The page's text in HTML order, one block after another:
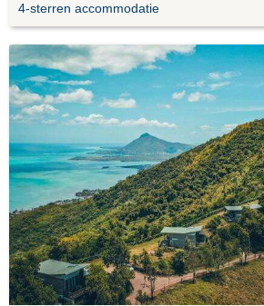
4-sterren accommodatie